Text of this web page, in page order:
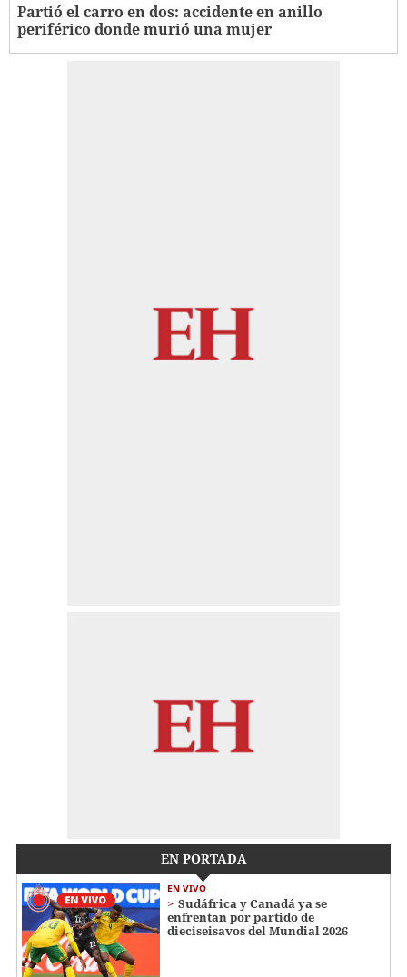
Partió el carro en dos: accidente en anillo
periférico donde murió una mujer
EN PORTADA
EN VIVO
Sudáfrica y Canadá ya se
enfrentan por partido de
dieciseisavos del Mundial 2026